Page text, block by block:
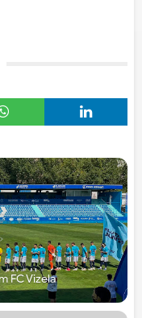
FC Vizela